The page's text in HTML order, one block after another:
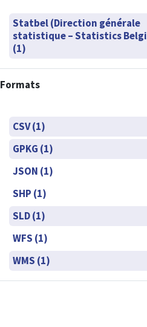
Statbel (Direction générale
statistique – Statistics
(1)
Formats
CSV (1)
GPKG (1)
JSON (1)
SHP (1)
SLD (1)
WFS (1)
WMS (1)